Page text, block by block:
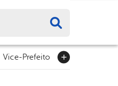
Vice-Prefeito